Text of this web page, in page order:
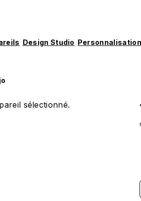
Design Studio Personnalisation
sélectionné.